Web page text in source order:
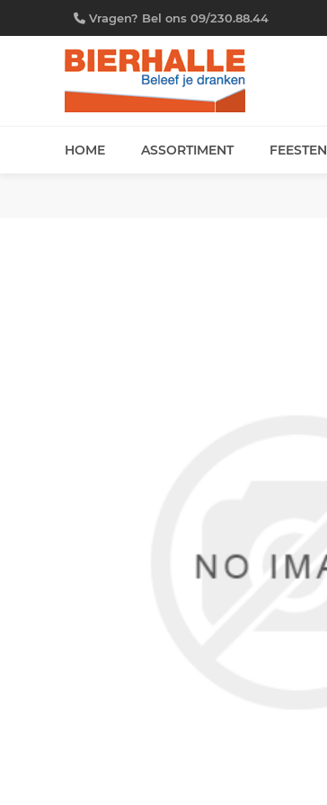
Vragen? Bel ons 09/230.88.44
HOME ASSORTIMENT FEESTEN